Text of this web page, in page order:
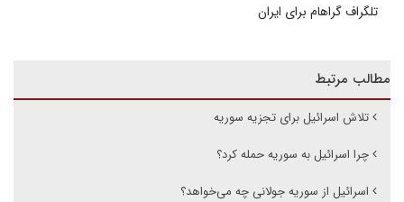
تلگراف گراهام برای ایران
مطالب مرتبط
تلاش اسرائیل برای تجزیه سوریه
چرا اسرائیل به سوریه حمله کرد؟
اسرائیل از سوریه جولانی چه می‌خواهد؟